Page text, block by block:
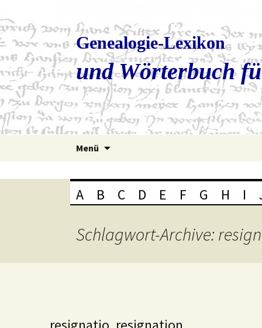
Genealogie-Lexikon
und Wörterbuch
Menü
A B C D E F G H I
Schlagwort-Archive: